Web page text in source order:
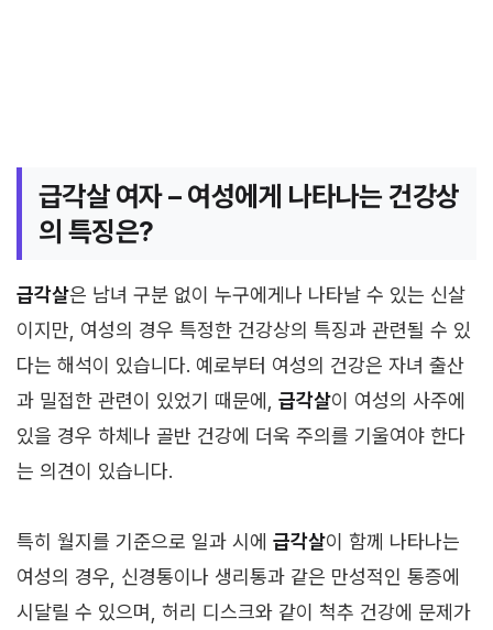
급각살 여자 – 여성에게 나타나는 건강상
의 특징은?
급각살은 남녀 구분 없이 누구에게나 나타날 수 있는 신살
이지만, 여성의 경우 특정한 건강상의 특징과 관련될 수 있
다는 해석이 있습니다. 예로부터 여성의 건강은 자녀 출산
과 밀접한 관련이 있었기 때문에, 급각살이 여성의 사주에
있을 경우 하체나 골반 건강에 더욱 주의를 기울여야 한다
는 의견이 있습니다.
특히 월지를 기준으로 일과 시에 급각살이 함께 나타나는
여성의 경우, 신경통이나 생리통과 같은 만성적인 통증에
시달릴 수 있으며, 허리 디스크와 같이 척추 건강에 문제가